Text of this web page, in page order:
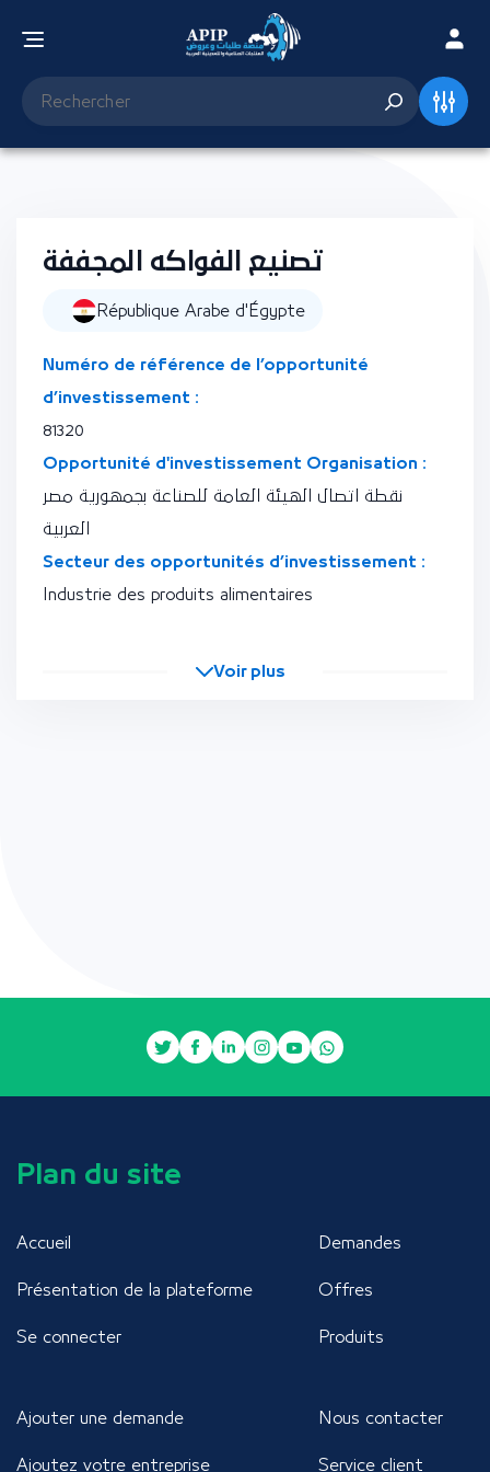
تصنيع الفواكه المجففة
République Arabe d'Égypte
Numéro de référence de l’opportunité
d’investissement :
81320
Opportunité d'investissement Organisation :
نقطة اتصال الهيئة العامة للصناعة بجمهورية مصر
العربية
Secteur des opportunités d’investissement :
Industrie des produits alimentaires
Voir plus
Plan du site
Accueil
Présentation de la plateforme
Se connecter
Demandes
Offres
Produits
Ajouter une demande
Ajoutez votre entreprise
Nous contacter
Service client